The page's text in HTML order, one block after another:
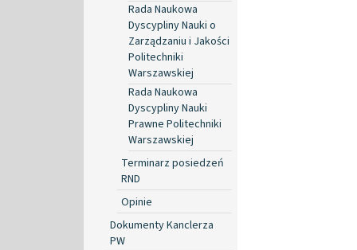
Rada Naukowa
Dyscypliny Nauki o
Zarządzaniu i Jakości
Politechniki
Warszawskiej
Rada Naukowa
Dyscypliny Nauki
Prawne Politechniki
Warszawskiej
Terminarz posiedzeń
RND
Opinie
Dokumenty Kanclerza
PW